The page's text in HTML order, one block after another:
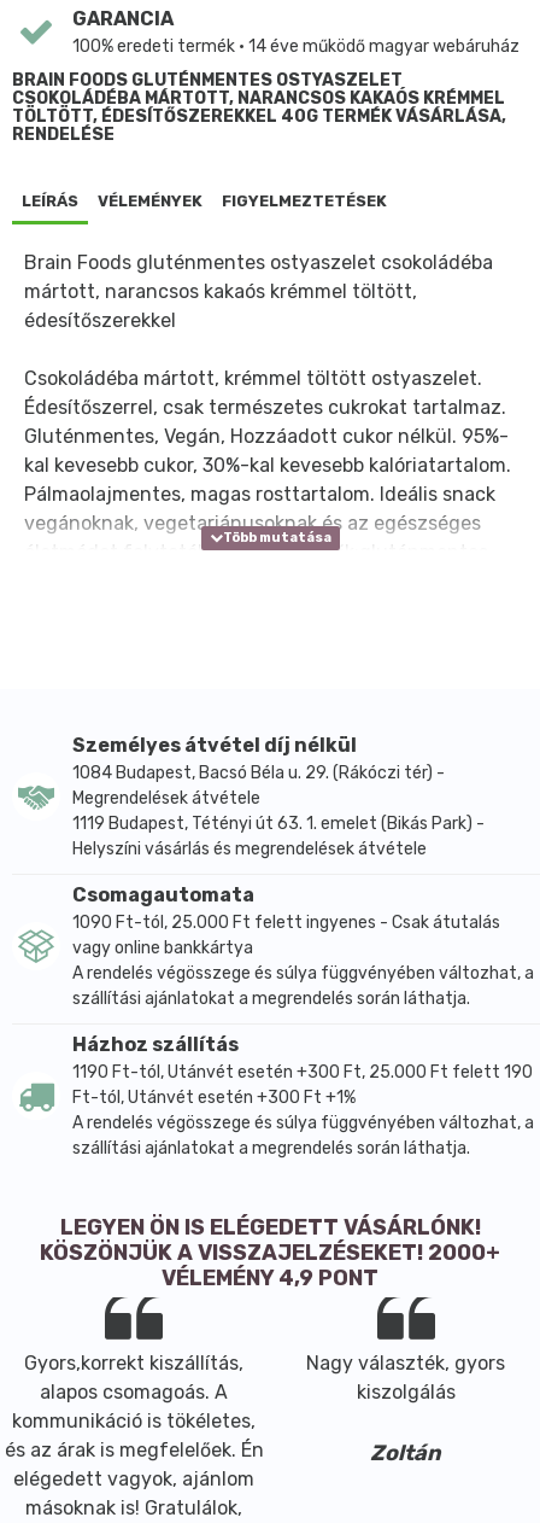
GARANCIA
100% eredeti termék • 14 éve működő magyar webáruház
BRAIN FOODS GLUTÉNMENTES OSTYASZELET
CSOKOLÁDÉBA MÁRTOTT, NARANCSOS KAKAÓS KRÉMMEL
TÖLTÖTT, ÉDESÍTŐSZEREKKEL 40G TERMÉK VÁSÁRLÁSA,
RENDELÉSE
LEÍRÁS VÉLEMÉNYEK FIGYELMEZTETÉSEK
Brain Foods gluténmentes ostyaszelet csokoládéba
mártott, narancsos kakaós krémmel töltött,
édesítőszerekkel
Csokoládéba mártott, krémmel töltött ostyaszelet.
Édesítőszerrel, csak természetes cukrokat tartalmaz.
Gluténmentes, Vegán, Hozzáadott cukor nélkül. 95%-
kal kevesebb cukor, 30%-kal kevesebb kalóriatartalom.
Pálmaolajmentes, magas rosttartalom. Ideális snack
vegánoknak, vegetariánusoknak és az egészséges
életmódot folytatóknak. Összetevők:gluténmentes
(napraforgó) olaj, emulgeálószer: lecitin (napraforgó),
természetes narancs aroma, térfogatnövelő szer:
bikarbonát, só, rozmaring kivonat
Személyes átvétel díj nélkül
1084 Budapest, Bacsó Béla u. 29. (Rákóczi tér) -
Megrendelések átvétele
1119 Budapest, Tétényi út 63. 1. emelet (Bikás Park) -
Helyszíni vásárlás és megrendelések átvétele
Csomagautomata
1090 Ft-tól, 25.000 Ft felett ingyenes - Csak átutalás
vagy online bankkártya
A rendelés végösszege és súlya függvényében változhat, a
szállítási ajánlatokat a megrendelés során láthatja.
Házhoz szállítás
1190 Ft-tól, Utánvét esetén +300 Ft, 25.000 Ft felett 190
Ft-tól, Utánvét esetén +300 Ft +1%
A rendelés végösszege és súlya függvényében változhat, a
szállítási ajánlatokat a megrendelés során láthatja.
LEGYEN ÖN IS ELÉGEDETT VÁSÁRLÓNK!
KÖSZÖNJÜK A VISSZAJELZÉSEKET! 2000+
VÉLEMÉNY 4,9 PONT
Gyors,korrekt kiszállítás,
alapos csomagoás. A
kommunikáció is tökéletes,
és az árak is megfelelőek. Én
elégedett vagyok, ajánlom
másoknak is! Gratulálok,
Nagy választék, gyors
kiszolgálás
Zoltán